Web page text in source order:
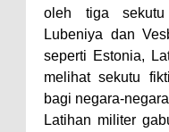
oleh tiga sekutu
Lubeniya dan
seperti Estonia,
melihat sekutu
bagi negara-
Latihan militer